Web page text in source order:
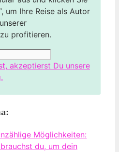
um Ihre Reise als Autor
profitieren.
akzeptierst Du unsere
Möglichkeiten:
du, um dein